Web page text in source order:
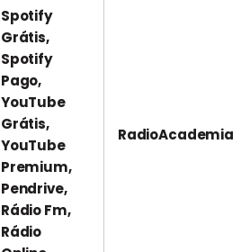
Spotify
Grátis,
Spotify
Pago,
YouTube
Grátis,
YouTube
Premium,
Pendrive,
Rádio Fm,
Rádio
RadioAcademia